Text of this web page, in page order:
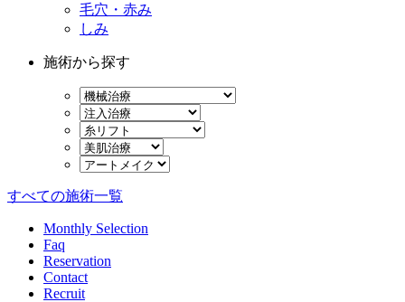
毛穴・赤み
しみ
施術から探す
すべての施術一覧
Monthly Selection
Faq
Reservation
Contact
Recruit